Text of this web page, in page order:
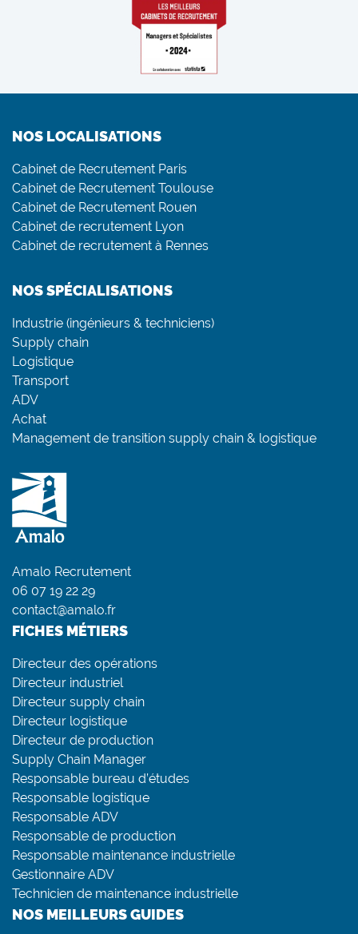
NOS LOCALISATIONS
Cabinet de Recrutement Paris
Cabinet de Recrutement Toulouse
Cabinet de Recrutement Rouen
Cabinet de recrutement Lyon
Cabinet de recrutement à Rennes
NOS SPÉCIALISATIONS
Industrie (ingénieurs & techniciens)
Supply chain
Logistique
Transport
ADV
Achat
Management de transition supply chain & logistique
Amalo Recrutement
06 07 19 22 29
contact@amalo.fr
FICHES MÉTIERS
Directeur des opérations
Directeur industriel
Directeur supply chain
Directeur logistique
Directeur de production
Supply Chain Manager
Responsable bureau d’études
Responsable logistique
Responsable ADV
Responsable de production
Responsable maintenance industrielle
Gestionnaire ADV
Technicien de maintenance industrielle
NOS MEILLEURS GUIDES